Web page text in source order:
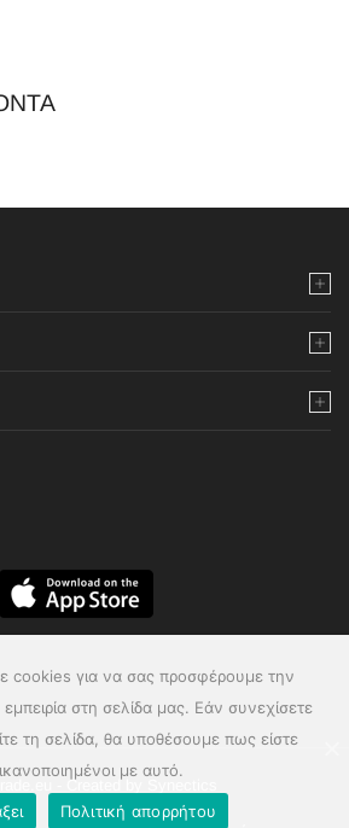
cookies για να σας προσφέρουμε την
στη σελίδα μας. Εάν συνεχίσετε
τη σελίδα, θα υποθέσουμε πως είστε
ικανοποιημένοι με αυτό.
Πολιτική απορρήτου
- Created by